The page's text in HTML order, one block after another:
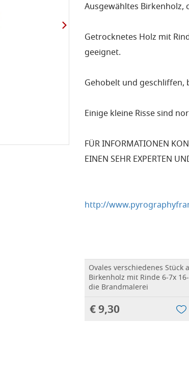
Ausgewähltes Birkenholz,
Getrocknetes Holz mit
geeignet.
Gehobelt und
Einige kleine Risse sind
FÜR INFORMATIONEN
EINEN SEHR EXPERTEN
http://
Ovales verschiedenes Stück
Birkenholz mit Rinde 6-7x
die Brandmalerei
€ 9,30